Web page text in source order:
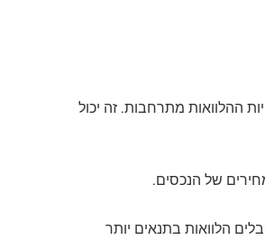
ההלוואות מתרחבות. זה יכול
של הנכסים.
הלוואות בתנאים יותר